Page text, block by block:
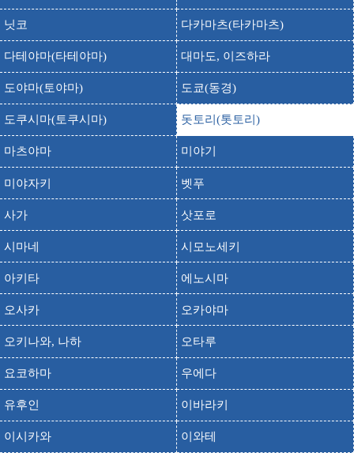
미즈키시게루 기념관
출발
도착 미즈키시게루 로드
출발 도착
산부츠사
출발 도착
세키가네 온천
세키가네 온센
출발
아메 다키
아오야마고쇼 고향관
출발 도착
출발
오가미야마 신사
출발
오야마 국제 스키장
오야마마키바 우유 마을
출발
도착 오쿠오야마 스키장
출발 도착
와라베관
출발
닛코 다카마츠(타카마츠)
다테야마(타테야마) 대마도, 이즈하라
도야마(토야마) 도쿄(동경)
도쿠시마(토쿠시마) 돗토리(톳토리)
마츠야마 미야기
미야자키 벳푸
사가 삿포로
시마네 시모노세키
아키타 에노시마
오사카 오카야마
오키나와, 나하 오타루
요코하마 우에다
유후인 이바라키
이시카와 이와테